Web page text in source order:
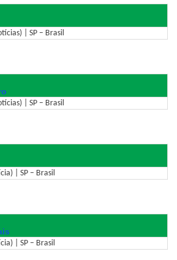
| SP – Brasil
| SP – Brasil
| SP – Brasil
| SP – Brasil